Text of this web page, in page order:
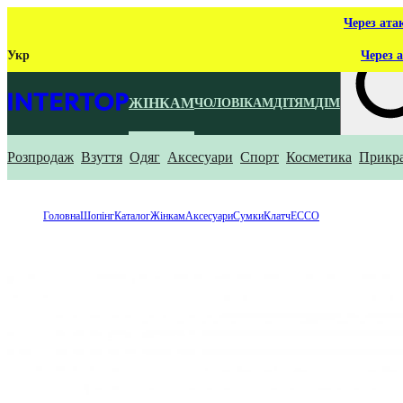
Через
Укр Через
ЖІНКАМЧОЛОВІКАМДІТЯМДІМ
Що ти
Розпродаж Взуття Одяг Аксесуари Спорт Косметика
ГоловнаШопінгКаталогЖінкамАксесуариСумкиКлатчECCO